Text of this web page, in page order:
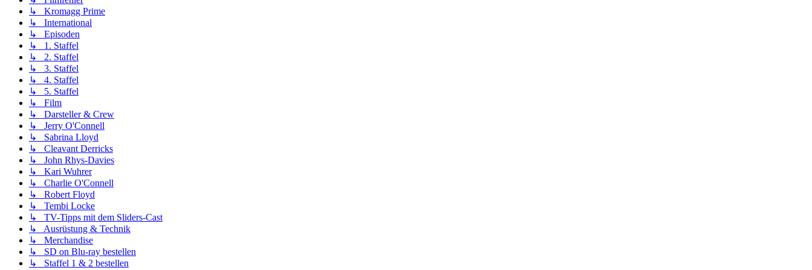
↳ Kromagg Prime
↳ International
↳ Episoden
↳ 1. Staffel
↳ 2. Staffel
↳ 3. Staffel
↳ 4. Staffel
↳ 5. Staffel
↳ Film
↳ Darsteller & Crew
↳ Jerry O'Connell
↳ Sabrina Lloyd
↳ Cleavant Derricks
↳ John Rhys-Davies
↳ Kari Wuhrer
↳ Charlie O'Connell
↳ Robert Floyd
↳ Tembi Locke
↳ TV-Tipps mit dem Sliders-Cast
↳ Ausrüstung & Technik
↳ Merchandise
↳ SD on Blu-ray bestellen
↳ Staffel 1 & 2 bestellen